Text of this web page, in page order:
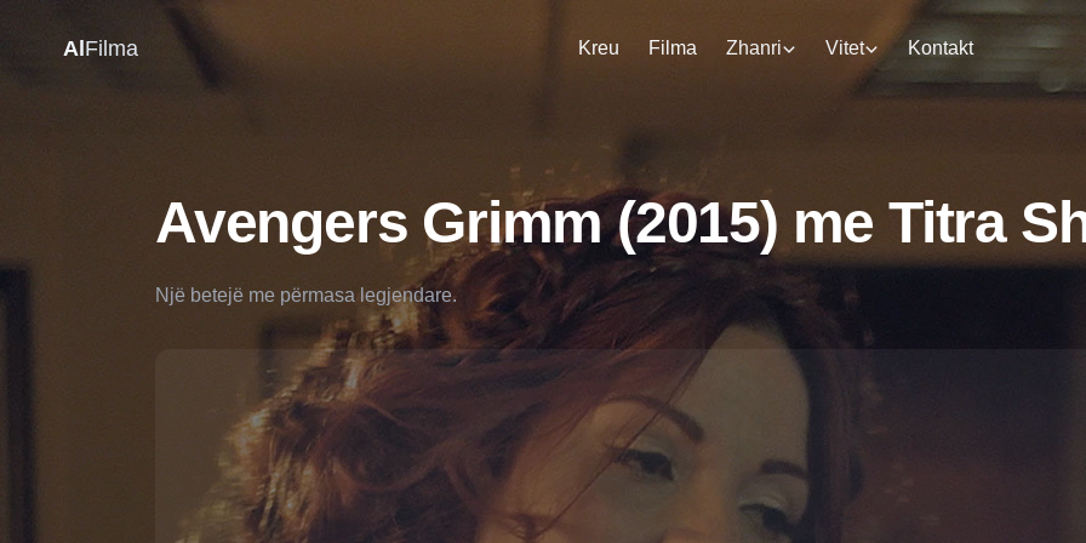
Al Filma Kreu Filma Zhanri Vitet Kontakt
Avengers Grimm (2015) me Titra
Një betejë me përmasa legjendare.